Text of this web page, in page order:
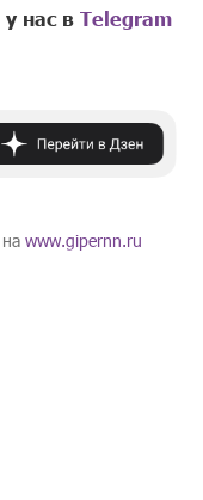
у нас вTelegram
наwww.gipernn.ru